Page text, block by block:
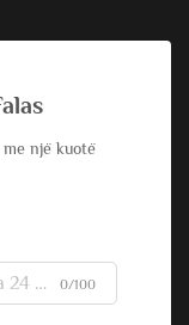
një kuotë
0/100